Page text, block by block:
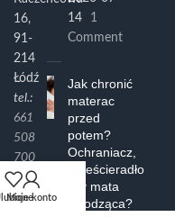
16,
91-
214
Łódź
tel.:
661
508
700
e-
mail:
14
1
Comment
Jak chronić
materac
przed
potem?
Ochraniacz,
prześcieradło
czy mata
chłodząca?
Moje konto